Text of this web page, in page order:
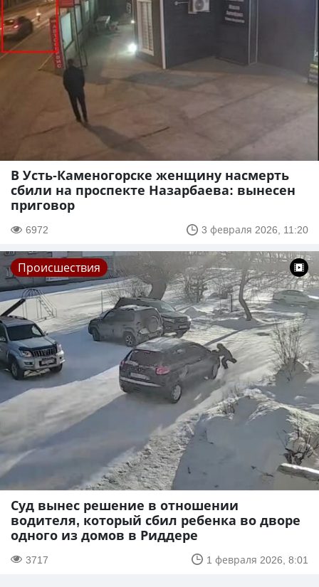
В Усть-Каменогорске женщину насмерть
сбили на проспекте Назарбаева: вынесен
приговор
6972 3 февраля 2026, 11:20
Происшествия
Суд вынес решение в отношении
водителя, который сбил ребенка во дворе
одного из домов в Риддере
3717 1 февраля 2026, 8:01